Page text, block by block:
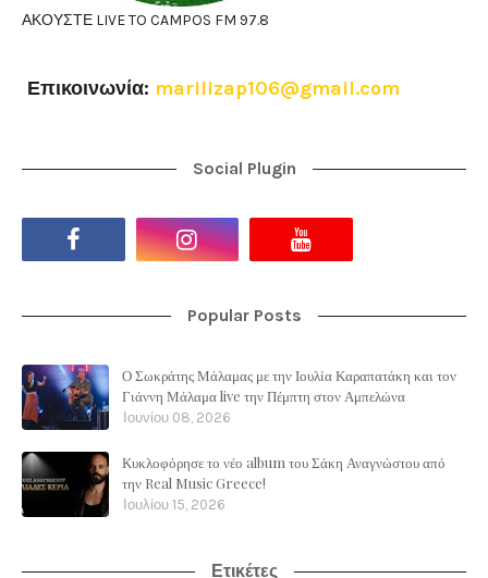
ΑΚΟΥΣΤΕ LIVE TO CAMPOS FM 97.8
Επικοινωνία: marilizap106@gmail.com
Social Plugin
Popular Posts
Ο Σωκράτης Μάλαμας με την Ιουλία Καραπατάκη και τον
Γιάννη Μάλαμα live την Πέμπτη στον Αμπελώνα
Ιουνίου 08, 2026
Κυκλοφόρησε το νέο album του Σάκη Αναγνώστου από
την Real Music Greece!
Ιουλίου 15, 2026
Ετικέτες